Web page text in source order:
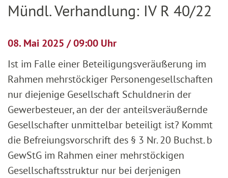
Mündl. Verhandlung: IV R 40/22
08. Mai 2025 / 09:00 Uhr
Ist im Falle einer Beteiligungsveräußerung im
Rahmen mehrstöckiger Personengesellschaften
nur diejenige Gesellschaft Schuldnerin der
Gewerbesteuer, an der der anteilsveräußernde
Gesellschafter unmittelbar beteiligt ist? Kommt
die Befreiungsvorschrift des § 3 Nr. 20 Buchst. b
GewStG im Rahmen einer mehrstöckigen
Gesellschaftsstruktur nur bei derjenigen